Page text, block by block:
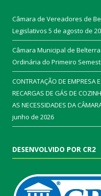
Câmara de Vereadores de
Legislativos 5 de agosto de
Câmara Municipal de
Ordinária do Primeiro
CONTRATAÇÃO DE EMPRESA
RECARGAS DE GÁS DE
AS NECESSIDADES DA
junho de 2026
DESENVOLVIDO POR CR2